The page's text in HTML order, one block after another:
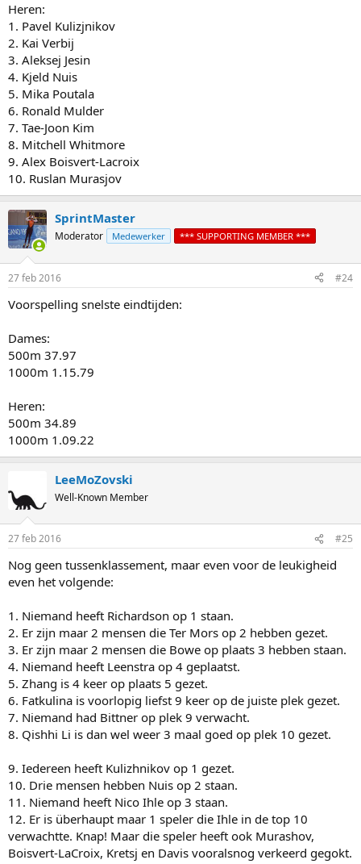
Heren:
1. Pavel Kulizjnikov
2. Kai Verbij
3. Aleksej Jesin
4. Kjeld Nuis
5. Mika Poutala
6. Ronald Mulder
7. Tae-Joon Kim
8. Mitchell Whitmore
9. Alex Boisvert-Lacroix
10. Ruslan Murasjov
SprintMaster
Moderator Medewerker *** SUPPORTING MEMBER ***
27 feb 2016 #24
Voorspelling snelste eindtijden:
Dames:
500m 37.97
1000m 1.15.79
Heren:
500m 34.89
1000m 1.09.22
LeeMoZovski
Well-Known Member
27 feb 2016 #25
Nog geen tussenklassement, maar even voor de leukigheid
even het volgende:
1. Niemand heeft Richardson op 1 staan.
2. Er zijn maar 2 mensen die Ter Mors op 2 hebben gezet.
3. Er zijn maar 2 mensen die Bowe op plaats 3 hebben staan.
4. Niemand heeft Leenstra op 4 geplaatst.
5. Zhang is 4 keer op plaats 5 gezet.
6. Fatkulina is voorlopig liefst 9 keer op de juiste plek gezet.
7. Niemand had Bittner op plek 9 verwacht.
8. Qishhi Li is dan wel weer 3 maal goed op plek 10 gezet.
9. Iedereen heeft Kulizhnikov op 1 gezet.
10. Drie mensen hebben Nuis op 2 staan.
11. Niemand heeft Nico Ihle op 3 staan.
12. Er is überhaupt maar 1 speler die Ihle in de top 10
verwachtte. Knap! Maar die speler heeft ook Murashov,
Boisvert-LaCroix, Kretsj en Davis vooralsnog verkeerd gegokt.